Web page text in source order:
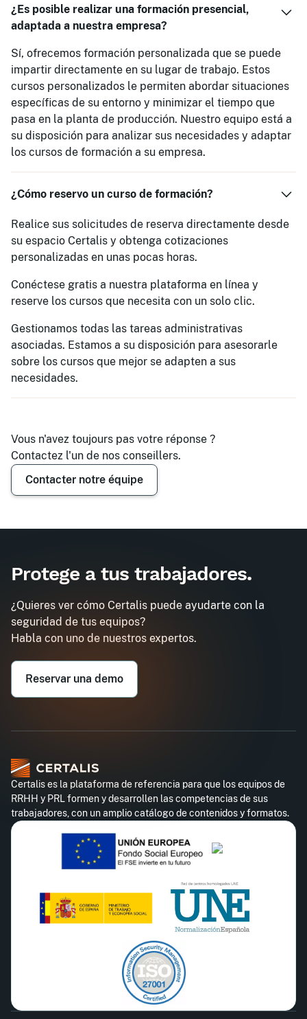
¿Es posible realizar una formación presencial,
adaptada a nuestra empresa?
Sí, ofrecemos formación personalizada que se puede
impartir directamente en su lugar de trabajo. Estos
cursos personalizados le permiten abordar situaciones
específicas de su entorno y minimizar el tiempo que
pasa en la planta de producción. Nuestro equipo está a
su disposición para analizar sus necesidades y adaptar
los cursos de formación a su empresa.
¿Cómo reservo un curso de formación?
Realice sus solicitudes de reserva directamente desde
su espacio Certalis y obtenga cotizaciones
personalizadas en unas pocas horas.
Conéctese gratis a nuestra plataforma en línea y
reserve los cursos que necesita con un solo clic.
Gestionamos todas las tareas administrativas
asociadas. Estamos a su disposición para asesorarle
sobre los cursos que mejor se adapten a sus
necesidades.
Vous n'avez toujours pas votre réponse ?
Contactez l'un de nos conseillers.
Contacter notre équipe
Protege a tus trabajadores.
¿Quieres ver cómo Certalis puede ayudarte con la
seguridad de tus equipos?
Habla con uno de nuestros expertos.
Reservar una demo
Certalis es la plataforma de referencia para que los equipos de
RRHH y PRL formen y desarrollen las competencias de sus
trabajadores, con un amplio catálogo de contenidos y formatos.